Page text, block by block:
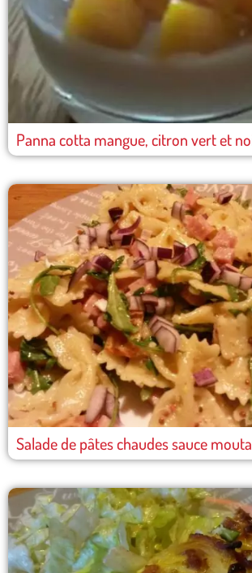
Panna cotta mangue, citron vert et
Salade de pâtes chaudes sauce